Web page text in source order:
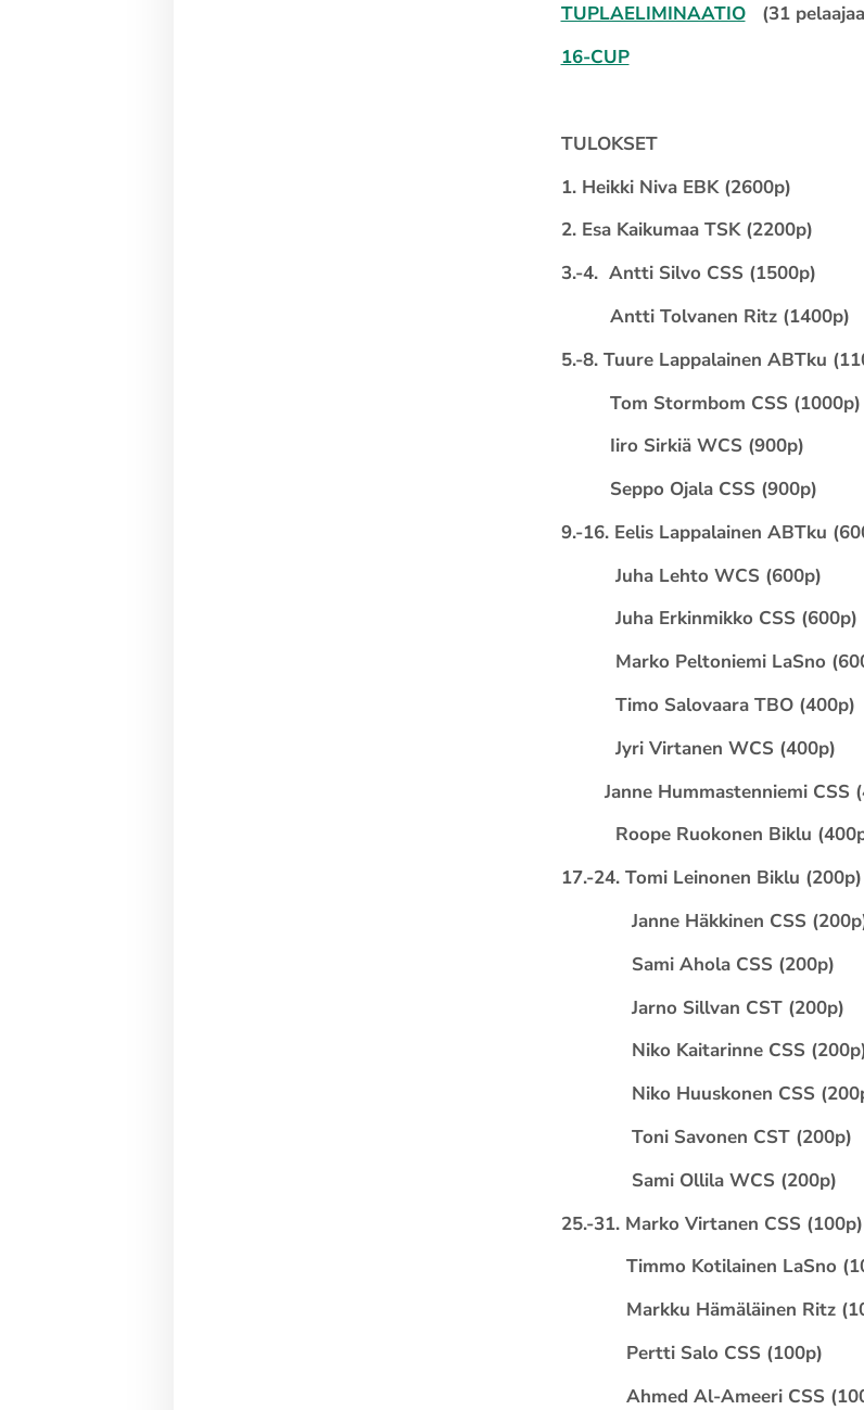
TUPLAELIMINAATIO(31
16-CUP
TULOKSET
1. Heikki Niva EBK (2600p)
2. Esa Kaikumaa TSK (2200p)
3.-4. Antti Silvo CSS (1500p)
Antti Tolvanen Ritz (1400p)
5.-8. Tuure Lappalainen ABTku
Tom Stormbom CSS (1000p)
Iiro Sirkiä WCS (900p)
Seppo Ojala CSS (900p)
9.-16. Eelis Lappalainen ABTku
Juha Lehto WCS (600p)
Juha Erkinmikko CSS (600p)
Marko Peltoniemi LaSno
Timo Salovaara TBO (400p)
Jyri Virtanen WCS (400p)
Janne Hummastenniemi CSS
Roope Ruokonen Biklu
17.-24. Tomi Leinonen Biklu (200p)
Janne Häkkinen CSS
Sami Ahola CSS (200p)
Jarno Sillvan CST (200p)
Niko Kaitarinne CSS
Niko Huuskonen CSS
Toni Savonen CST (200p)
Sami Ollila WCS (200p)
25.-31. Marko Virtanen CSS (100p)
Timmo Kotilainen LaSno
Markku Hämäläinen Ritz
Pertti Salo CSS (100p)
Ahmed Al-Ameeri CSS